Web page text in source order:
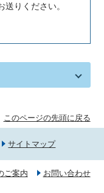
送りください。
このページの先頭に戻る
サイトマップ
ご案内 お問い合わせ